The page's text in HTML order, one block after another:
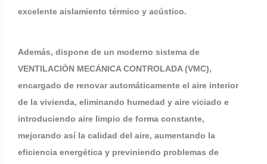
excelente aislamiento térmico y acústico.
Además, dispone de un moderno sistema de
VENTILACIÓN MECÁNICA CONTROLADA (VMC),
encargado de renovar automáticamente el aire interior
de la vivienda, eliminando humedad y aire viciado e
introduciendo aire limpio de forma constante,
mejorando así la calidad del aire, aumentando la
eficiencia energética y previniendo problemas de